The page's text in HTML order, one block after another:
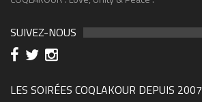
SUIVEZ-NOUS
LES SOIRÉES COQLAKOUR DEPUIS 2007